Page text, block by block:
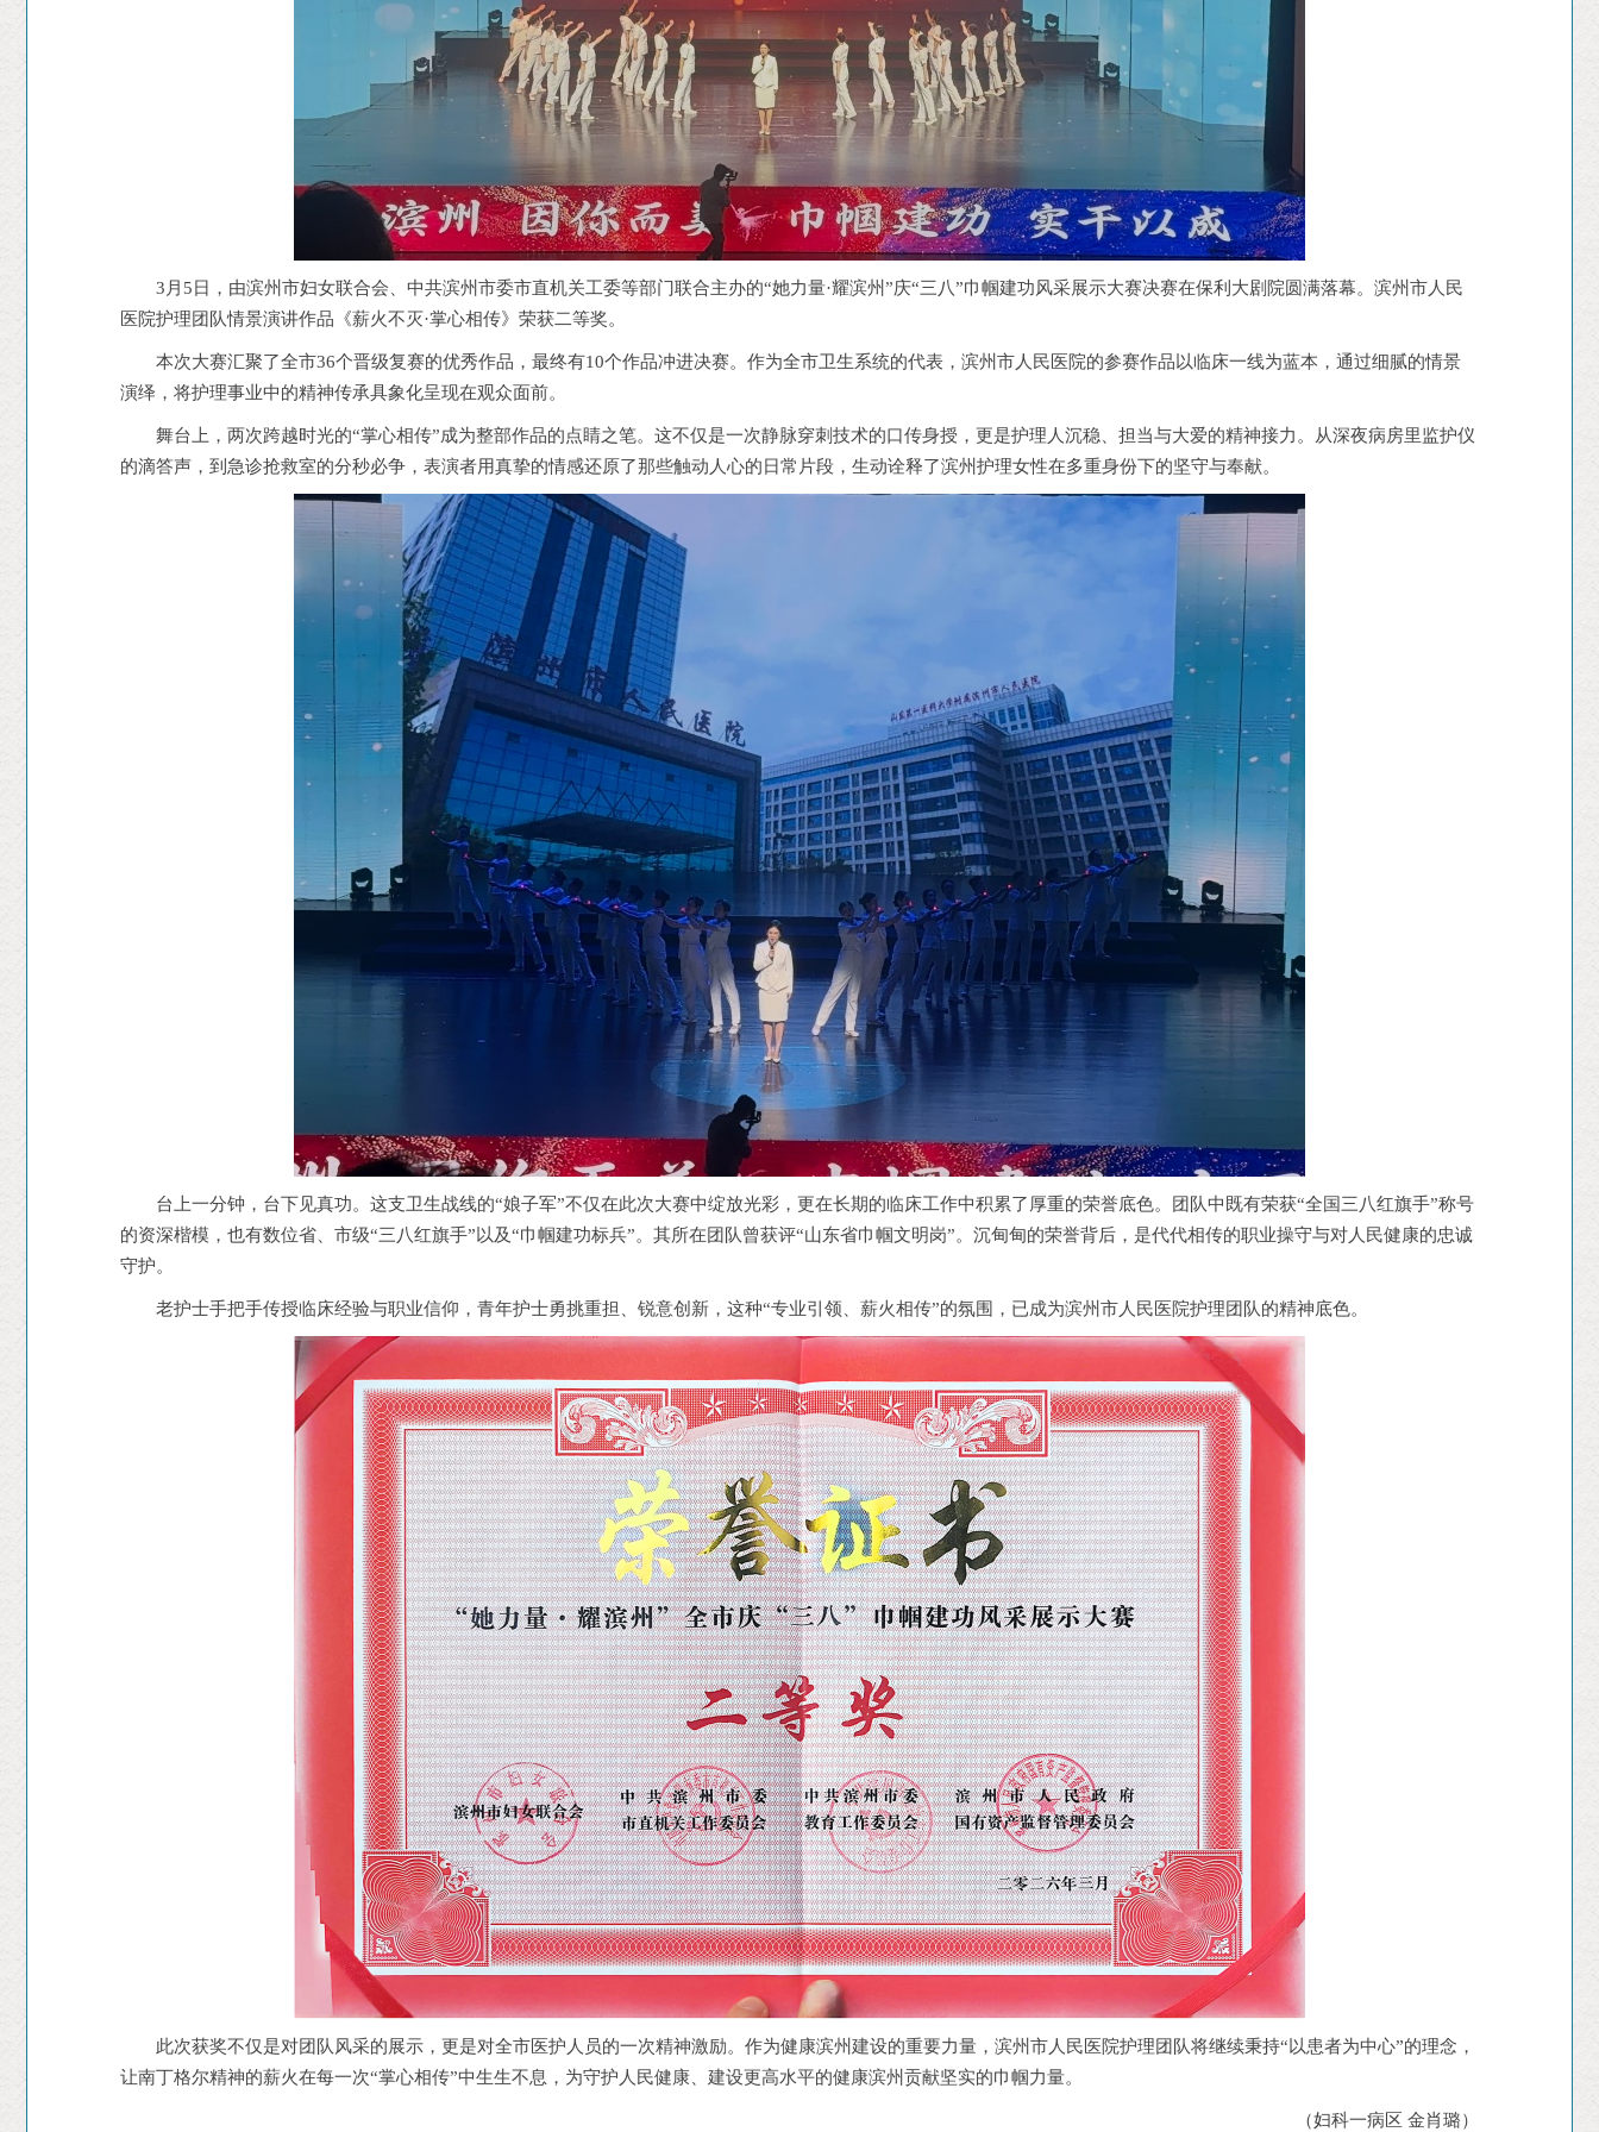
3月5日，由滨州市妇女联合会、中共滨州市委市直机关工委等部门联合主办的“她力量·耀滨州”庆“三八”巾帼建功风采展示大赛决赛在保利大剧院圆满落幕。滨州市人民
医院护理团队情景演讲作品《薪火不灭·掌心相传》荣获二等奖。
本次大赛汇聚了全市36个晋级复赛的优秀作品，最终有10个作品冲进决赛。作为全市卫生系统的代表，滨州市人民医院的参赛作品以临床一线为蓝本，通过细腻的情景
演绎，将护理事业中的精神传承具象化呈现在观众面前。
舞台上，两次跨越时光的“掌心相传”成为整部作品的点睛之笔。这不仅是一次静脉穿刺技术的口传身授，更是护理人沉稳、担当与大爱的精神接力。从深夜病房里监护仪
的滴答声，到急诊抢救室的分秒必争，表演者用真挚的情感还原了那些触动人心的日常片段，生动诠释了滨州护理女性在多重身份下的坚守与奉献。
台上一分钟，台下见真功。这支卫生战线的“娘子军”不仅在此次大赛中绽放光彩，更在长期的临床工作中积累了厚重的荣誉底色。团队中既有荣获“全国三八红旗手”称号
的资深楷模，也有数位省、市级“三八红旗手”以及“巾帼建功标兵”。其所在团队曾获评“山东省巾帼文明岗”。沉甸甸的荣誉背后，是代代相传的职业操守与对人民健康的忠诚
守护。
老护士手把手传授临床经验与职业信仰，青年护士勇挑重担、锐意创新，这种“专业引领、薪火相传”的氛围，已成为滨州市人民医院护理团队的精神底色。
此次获奖不仅是对团队风采的展示，更是对全市医护人员的一次精神激励。作为健康滨州建设的重要力量，滨州市人民医院护理团队将继续秉持“以患者为中心”的理念，
让南丁格尔精神的薪火在每一次“掌心相传”中生生不息，为守护人民健康、建设更高水平的健康滨州贡献坚实的巾帼力量。
（妇科一病区 金肖璐）